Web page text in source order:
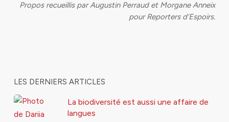
Propos recueillis par Augustin Perraud et Morgane Anneix
pour Reporters d’Espoirs.
LES DERNIERS ARTICLES
La biodiversité est aussi une affaire de
langues